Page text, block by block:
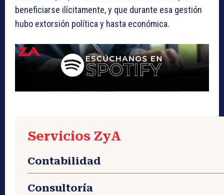
beneficiarse ilícitamente, y que durante esa gestión
hubo extorsión política y hasta económica.
Servicios ZyA
Contabilidad
Consultoría